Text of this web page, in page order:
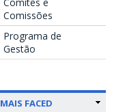
Comissões
Programa de
Gestão
MAIS FACED